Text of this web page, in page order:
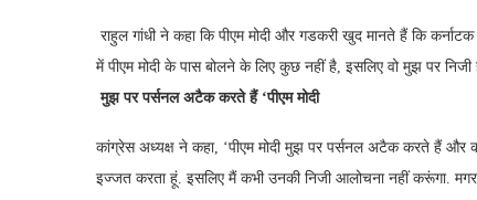
राहुल गांधी ने कहा कि पीएम मोदी और गडकरी खुद मानते हैं कि
में पीएम मोदी के पास बोलने के लिए कुछ नहीं है, इसलिए वो मुझ पर
मुझ पर पर्सनल अटैक करते हैं ‘पीएम मोदी
कांग्रेस अध्यक्ष ने कहा, ‘पीएम मोदी मुझ पर पर्सनल अटैक करते हैं और
इज्जत करता हूं. इसलिए मैं कभी उनकी निजी आलोचना नहीं करूंगा.